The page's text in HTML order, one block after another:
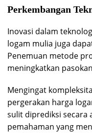
Perkembangan
Inovasi dalam
logam mulia juga
Penemuan metode
meningkatkan
Mengingat
pergerakan harga
sulit diprediksi secara
pemahaman yang